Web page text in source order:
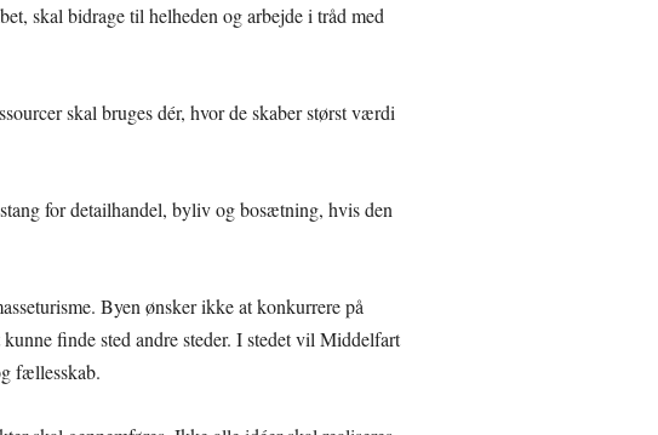
skal bidrage til helheden og arbejde i tråd med
skal bruges dér, hvor de skaber størst værdi
for detailhandel, byliv og bosætning, hvis den
Byen ønsker ikke at konkurrere på
finde sted andre steder. I stedet vil Middelfart
fællesskab.